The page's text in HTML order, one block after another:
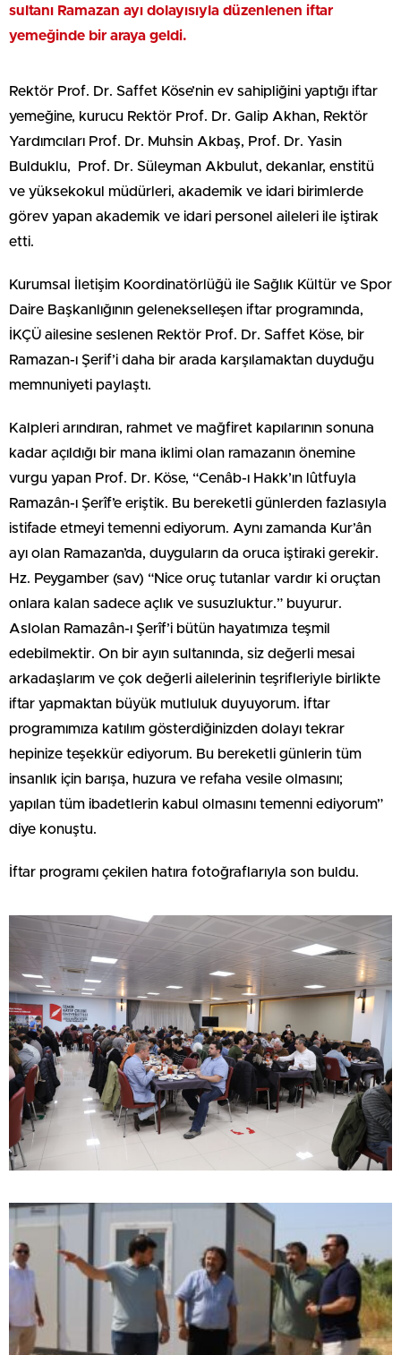
sultanı Ramazan ayı dolayısıyla düzenlenen iftar
yemeğinde bir araya geldi.
Rektör Prof. Dr. Saffet Köse’nin ev sahipliğini yaptığı iftar
yemeğine, kurucu Rektör Prof. Dr. Galip Akhan, Rektör
Yardımcıları Prof. Dr. Muhsin Akbaş, Prof. Dr. Yasin
Bulduklu, Prof. Dr. Süleyman Akbulut, dekanlar, enstitü
ve yüksekokul müdürleri, akademik ve idari birimlerde
görev yapan akademik ve idari personel aileleri ile iştirak
etti.
Kurumsal İletişim Koordinatörlüğü ile Sağlık Kültür ve Spor
Daire Başkanlığının gelenekselleşen iftar programında,
İKÇÜ ailesine seslenen Rektör Prof. Dr. Saffet Köse, bir
Ramazan-ı Şerif’i daha bir arada karşılamaktan duyduğu
memnuniyeti paylaştı.
Kalpleri arındıran, rahmet ve mağfiret kapılarının sonuna
kadar açıldığı bir mana iklimi olan ramazanın önemine
vurgu yapan Prof. Dr. Köse, “Cenâb-ı Hakk’ın lûtfuyla
Ramazân-ı Şerîf’e eriştik. Bu bereketli günlerden fazlasıyla
istifade etmeyi temenni ediyorum. Aynı zamanda Kur’ân
ayı olan Ramazan’da, duyguların da oruca iştiraki gerekir.
Hz. Peygamber (sav) “Nice oruç tutanlar vardır ki oruçtan
onlara kalan sadece açlık ve susuzluktur.” buyurur.
Aslolan Ramazân-ı Şerîf’i bütün hayatımıza teşmil
edebilmektir. On bir ayın sultanında, siz değerli mesai
arkadaşlarım ve çok değerli ailelerinin teşrifleriyle birlikte
iftar yapmaktan büyük mutluluk duyuyorum. İftar
programımıza katılım gösterdiğinizden dolayı tekrar
hepinize teşekkür ediyorum. Bu bereketli günlerin tüm
insanlık için barışa, huzura ve refaha vesile olmasını;
yapılan tüm ibadetlerin kabul olmasını temenni ediyorum”
diye konuştu.
İftar programı çekilen hatıra fotoğraflarıyla son buldu.